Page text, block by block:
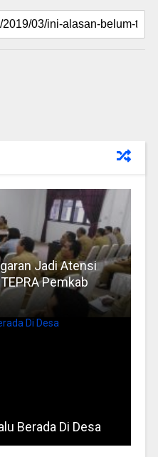
Jadi Atensi
Pemkab
Berada Di Desa